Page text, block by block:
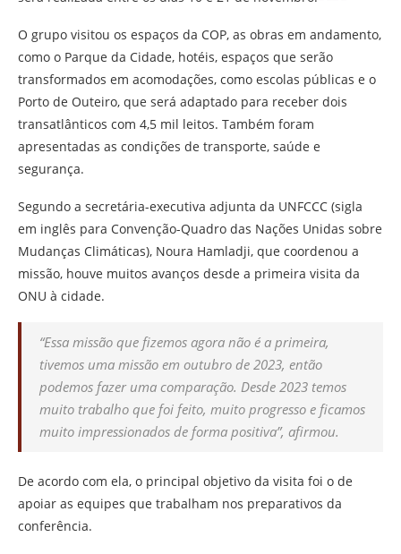
O grupo visitou os espaços da COP, as obras em andamento,
como o Parque da Cidade, hotéis, espaços que serão
transformados em acomodações, como escolas públicas e o
Porto de Outeiro, que será adaptado para receber dois
transatlânticos com 4,5 mil leitos. Também foram
apresentadas as condições de transporte, saúde e
segurança.
Segundo a secretária-executiva adjunta da UNFCCC (sigla
em inglês para Convenção-Quadro das Nações Unidas sobre
Mudanças Climáticas), Noura Hamladji, que coordenou a
missão, houve muitos avanços desde a primeira visita da
ONU à cidade.
“Essa missão que fizemos agora não é a primeira,
tivemos uma missão em outubro de 2023, então
podemos fazer uma comparação. Desde 2023 temos
muito trabalho que foi feito, muito progresso e ficamos
muito impressionados de forma positiva”, afirmou.
De acordo com ela, o principal objetivo da visita foi o de
apoiar as equipes que trabalham nos preparativos da
conferência.